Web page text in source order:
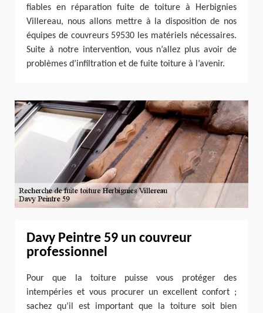
fiables en réparation fuite de toiture à Herbignies
Villereau, nous allons mettre à la disposition de nos
équipes de couvreurs 59530 les matériels nécessaires.
Suite à notre intervention, vous n’allez plus avoir de
problèmes d’infiltration et de fuite toiture à l’avenir.
Davy Peintre 59 un couvreur
professionnel
Pour que la toiture puisse vous protéger des
intempéries et vous procurer un excellent confort ;
sachez qu’il est important que la toiture soit bien